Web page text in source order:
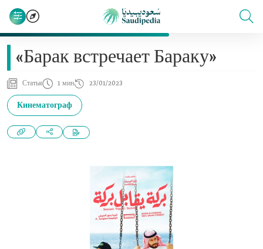
«Барак встречает Бараку»
Статья 1 мин 23/01/2023
Кинематограф